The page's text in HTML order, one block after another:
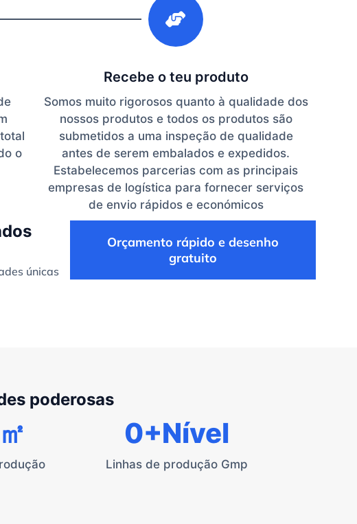
o
Recebe o teu produto
Somos muito rigorosos quanto à qualidade dos
nossos produtos e todos os produtos são
submetidos a uma inspeção de qualidade
antes de serem embalados e expedidos.
Estabelecemos parcerias com as principais
empresas de logística para fornecer serviços
de envio rápidos e económicos
únicas
Orçamento rápido e desenho
gratuito
poderosas
Linhas de produção Gmp
0+Nível